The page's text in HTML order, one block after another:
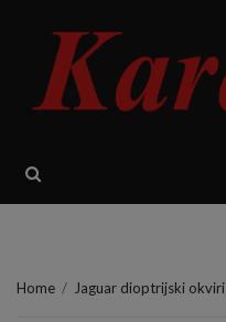
Home / Jaguar dioptrijski okviri